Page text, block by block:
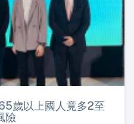
歲以上國人竟多2至
險